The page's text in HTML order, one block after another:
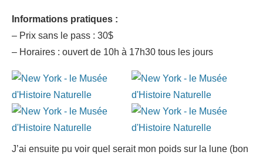
Informations pratiques :
– Prix sans le pass : 30$
– Horaires : ouvert de 10h à 17h30 tous les jours
J’ai ensuite pu voir quel serait mon poids sur la lune (bon